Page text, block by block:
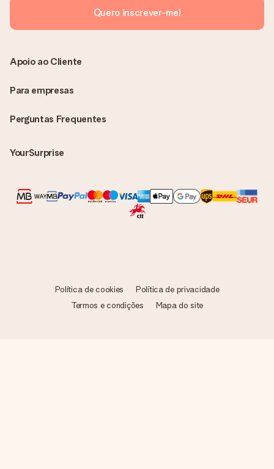
Quero inscrever-me!
Perguntas Frequentes
YourSurprise
Apoio ao Cliente
Para empresas
Política de cookies
Política de privacidade
Termos e condições
Mapa do site